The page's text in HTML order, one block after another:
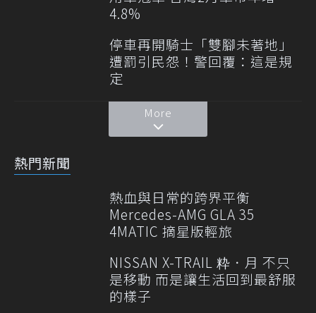
4.8%
停車再開騎士「雙腳未著地」
遭罰引民怨！警回覆：這是規
定
More
熱門新聞
熱血與日常的跨界平衡
Mercedes-AMG GLA 35
4MATIC 摘星版輕旅
NISSAN X-TRAIL 粋．月 不只
是移動 而是讓生活回到最舒服
的樣子